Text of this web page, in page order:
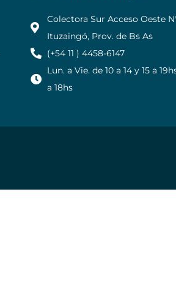
Colectora Sur Acceso Oeste
Ituzaingó, Prov. de Bs As
(+54 11 ) 4458-6147
Lun. a Vie. de 10 a 14 y 15 a
a 18hs